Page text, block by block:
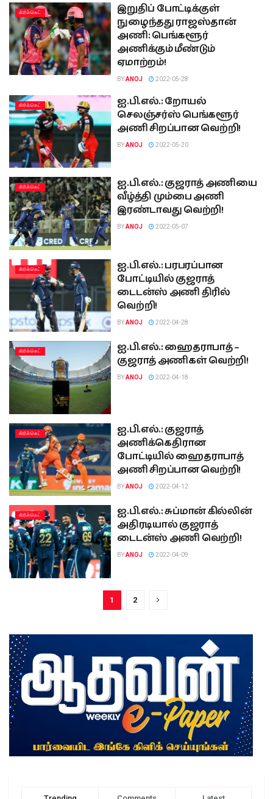
கிரிக்கெட்
இறுதிப் போட்டிக்குள்
நுழைந்தது ராஜஸ்தான்
அணி: பெங்களூர்
அணிக்கும் மீண்டும்
ஏமாற்றம்!
BYANOJ 2022-05-28
கிரிக்கெட்
ஐ.பி.எல்.: றோயல்
செலஞ்சர்ஸ் பெங்களூர்
அணி சிறப்பான வெற்றி!
BYANOJ 2022-05-20
கிரிக்கெட்
ஐ.பி.எல்.: குஜராத் அணியை
வீழ்த்தி மும்பை அணி
இரண்டாவது வெற்றி!
BYANOJ 2022-05-07
கிரிக்கெட்
ஐ.பி.எல்.: பரபரப்பான
போட்டியில் குஜராத்
டைடன்ஸ் அணி திரில்
வெற்றி!
BYANOJ 2022-04-28
கிரிக்கெட்
ஐ.பி.எல்.: ஹைதராபாத் –
குஜராத் அணிகள் வெற்றி!
BYANOJ 2022-04-18
கிரிக்கெட்
ஐ.பி.எல்.: குஜராத்
அணிக்கெதிரான
போட்டியில் ஹைதராபாத்
அணி சிறப்பான வெற்றி!
BYANOJ 2022-04-12
கிரிக்கெட்
ஐ.பி.எல்.: சுப்மான் கில்லின்
அதிரடியால் குஜராத்
டைடன்ஸ் அணி வெற்றி!
BYANOJ 2022-04-09
1 2